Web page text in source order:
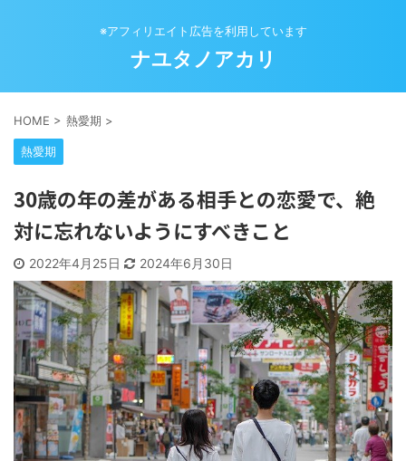
※アフィリエイト広告を利用しています
ナユタノアカリ
HOME > 熱愛期 >
熱愛期
30歳の年の差がある相手との恋愛で、絶
対に忘れないようにすべきこと
2022年4月25日 2024年6月30日